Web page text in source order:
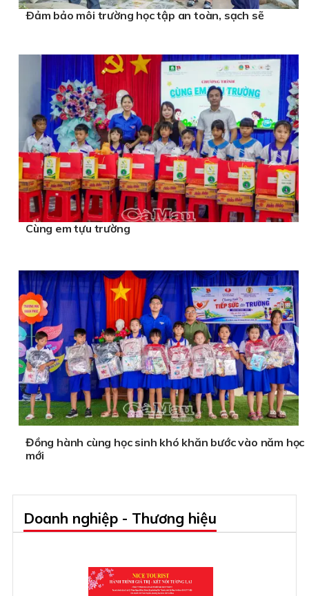
Ðảm bảo môi trường học tập an toàn, sạch sẽ
Cùng em tựu trường
Đồng hành cùng học sinh khó khăn bước vào năm học
mới
Doanh nghiệp - Thương hiệu